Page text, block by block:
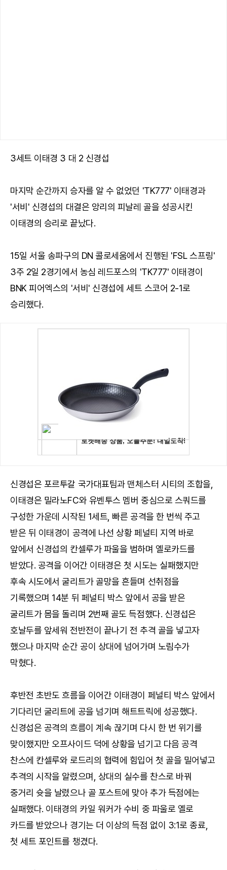
3세트 이태경 3 대 2 신경섭
마지막 순간까지 승자를 알 수 없었던 'TK777' 이태경과
'서비' 신경섭의 대결은 앙리의 피날레 골을 성공시킨
이태경의 승리로 끝났다.
15일 서울 송파구의 DN 콜로세움에서 진행된 'FSL 스프링'
3주 2일 2경기에서 농심 레드포스의 'TK777' 이태경이
BNK 피어엑스의 '서비' 신경섭에 세트 스코어 2-1로
승리했다.
신경섭은 포르투갈 국가대표팀과 맨체스터 시티의 조합을,
이태경은 밀라노FC와 유벤투스 멤버 중심으로 스쿼드를
구성한 가운데 시작된 1세트, 빠른 공격을 한 번씩 주고
받은 뒤 이태경이 공격에 나선 상황 페널티 지역 바로
앞에서 신경섭의 칸셀루가 파울을 범하며 옐로카드를
받았다. 공격을 이어간 이태경은 첫 시도는 실패했지만
후속 시도에서 굴리트가 골망을 흔들며 선취점을
기록했으며 14분 뒤 페널티 박스 앞에서 공을 받은
굴리트가 몸을 돌리며 2번째 골도 득점했다. 신경섭은
호날두를 앞세워 전반전이 끝나기 전 추격 골을 넣고자
했으나 마지막 순간 공이 상대에 넘어가며 노림수가
막혔다.
후반전 초반도 흐름을 이어간 이태경이 페널티 박스 앞에서
기다리던 굴리트에 공을 넘기며 해트트릭에 성공했다.
신경섭은 공격의 흐름이 계속 끊기며 다시 한 번 위기를
맞이했지만 오프사이드 덕에 상황을 넘기고 다음 공격
찬스에 칸셀루와 로드리의 협력에 힘입어 첫 골을 밀어넣고
추격의 시작을 알렸으며, 상대의 실수를 찬스로 바꿔
중거리 슛을 날렸으나 골 포스트에 맞아 추가 득점에는
실패했다. 이태경의 카일 워커가 수비 중 파울로 옐로
카드를 받았으나 경기는 더 이상의 득점 없이 3:1로 종료,
첫 세트 포인트를 챙겼다.